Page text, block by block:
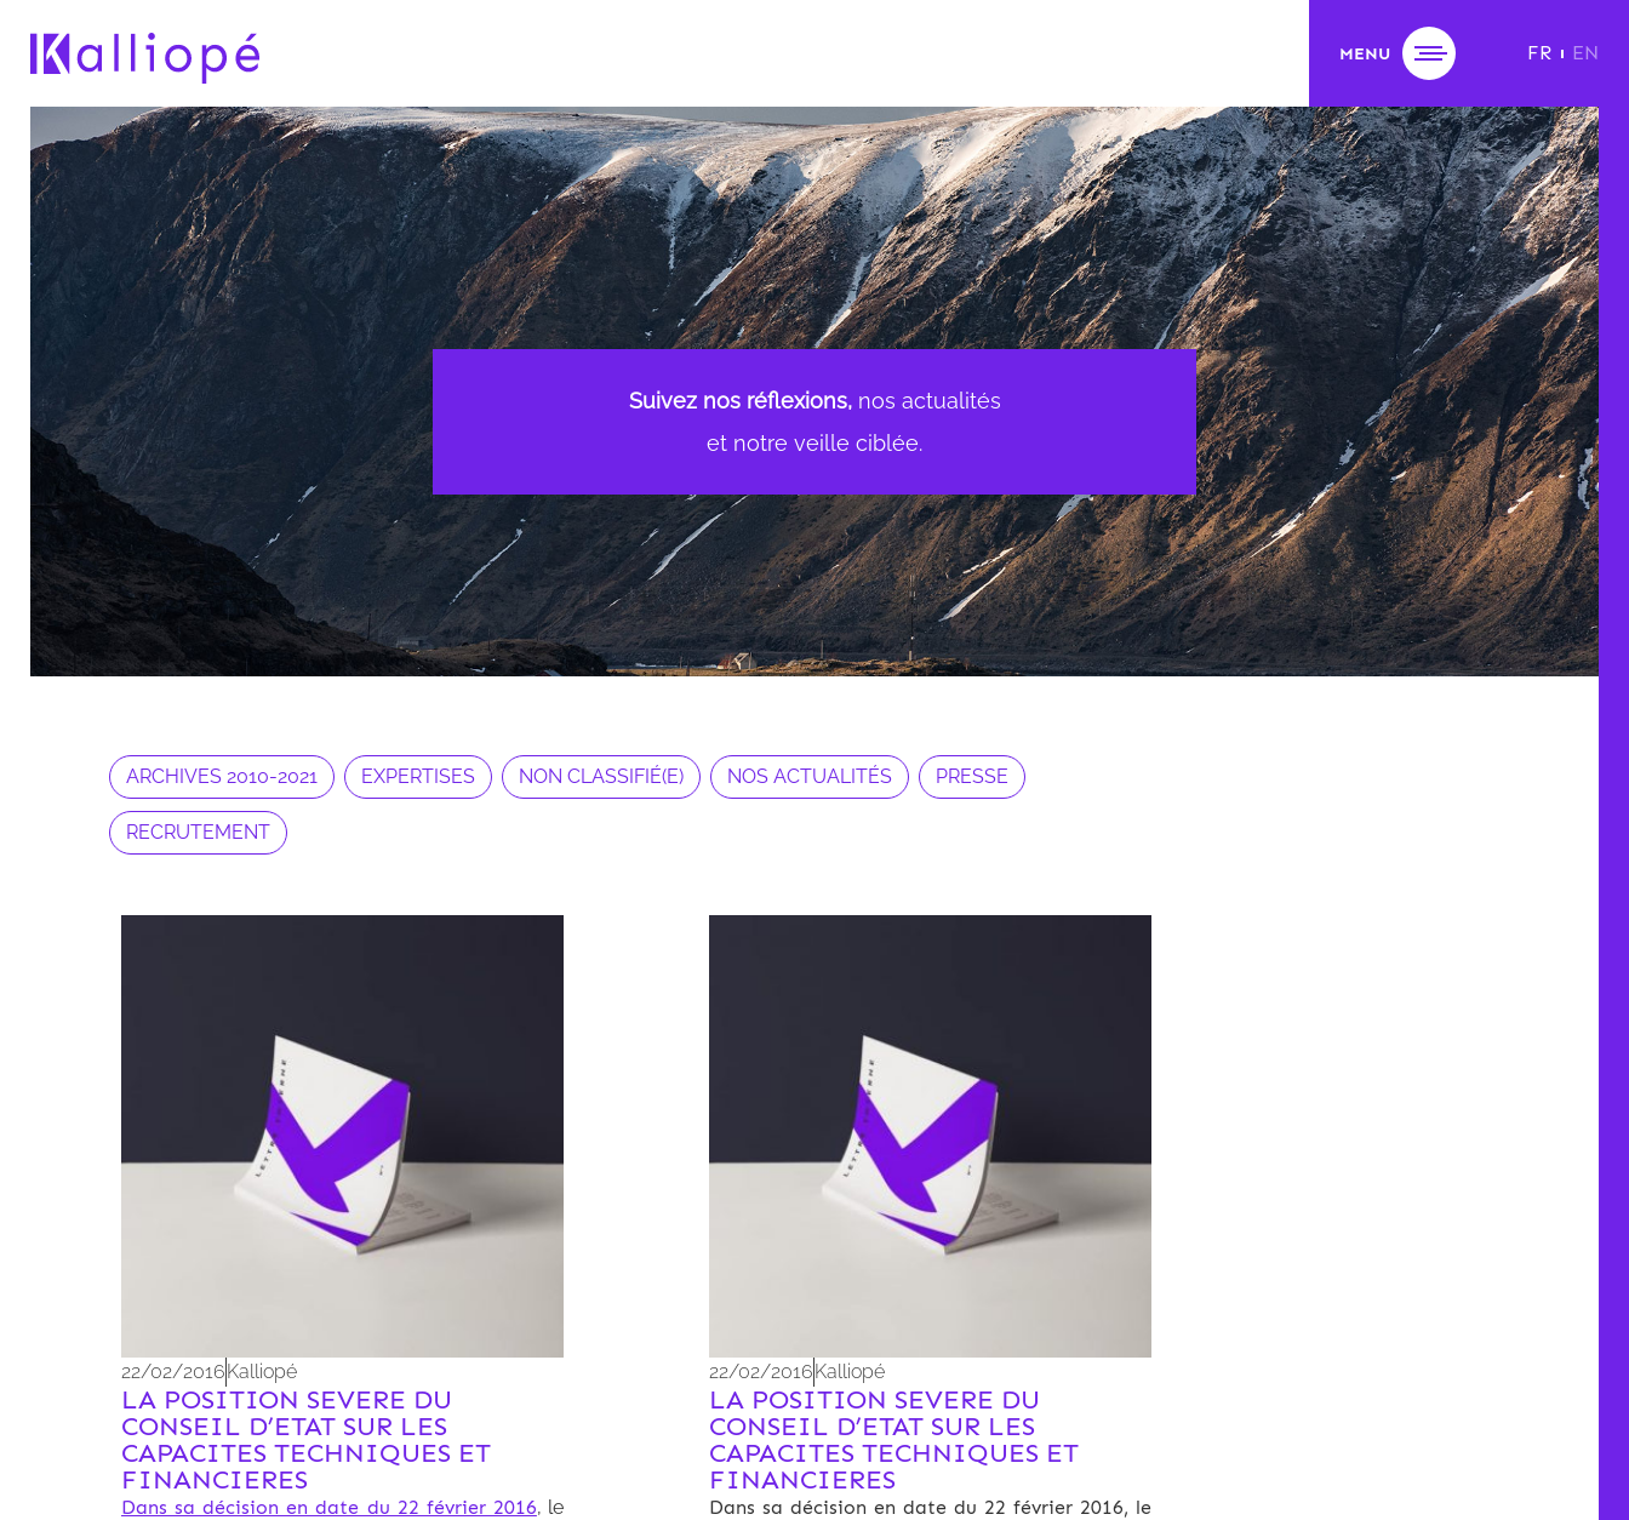
MENU FR EN
Suivez nos réflexions, nos actualités
et notre veille ciblée.
ARCHIVES 2010-2021 EXPERTISES NON CLASSIFIÉ(E) NOS ACTUALITÉS PRESSE
RECRUTEMENT
22/02/2016Kalliopé
LA POSITION SEVERE DU
CONSEIL D’ETAT SUR LES
CAPACITES TECHNIQUES ET
FINANCIERES
Dans sa décision en date du 22 février 2016, le
22/02/2016Kalliopé
LA POSITION SEVERE DU
CONSEIL D’ETAT SUR LES
CAPACITES TECHNIQUES ET
FINANCIERES
Dans sa décision en date du 22 février 2016, le